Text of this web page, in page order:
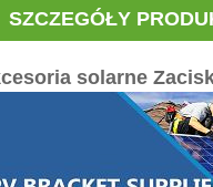
SZCZEGÓŁY
solarne